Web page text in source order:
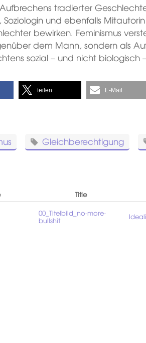
tradierter
, Soziologin und ebenfalls
bewirken. Feminismus
dem Mann, sondern als
sozial – und nicht biologisch
teilen E-Mail
Gleichberechtigung
Title
00_Titelbild_no-more-
bullshit